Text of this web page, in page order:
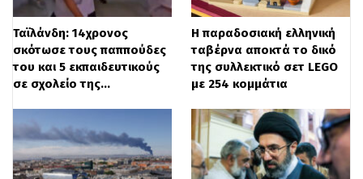
Homeless)κατήγγειλε τοδιάταγμα,
τονίζοντας πως υπονομεύειτα νομικά
μέσα για την προστασίααστέγων και
ψυχικά ασθενών.
Σύμφωνα με την οργάνωση, η κυβέρνηση
Τραμπ έχει «ανησυχητικό ιστορικό»,
Ταϊλάνδη: 14χρονος
σκότωσε τους παππούδες
του και 5 εκπαιδευτικούς
σε σχολείο της…
Η παραδοσιακή ελληνική
ταβέρνα αποκτά το δικό
της συλλεκτικό σετ LEGO
με 254 κομμάτια